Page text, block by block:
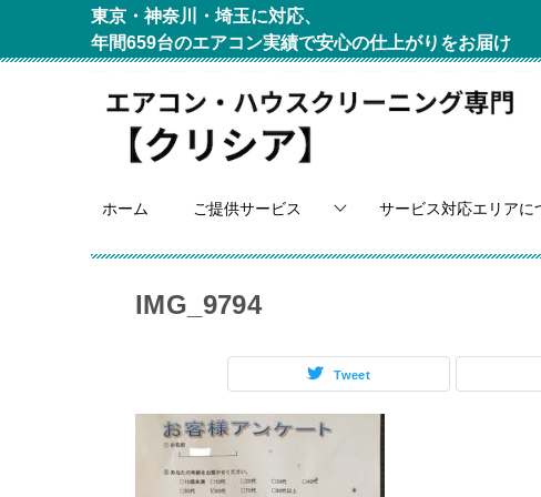
東京・神奈川・埼玉に対応、
年間659台のエアコン実績で安心の仕上がりをお届け
ホーム ご提供サービス サービス対応エリアに
IMG_9794
Tweet